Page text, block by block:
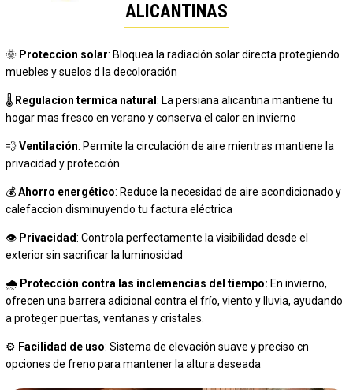
ALICANTINAS
🌞 Proteccion solar: Bloquea la radiación solar directa protegiendo
muebles y suelos d la decoloración
🌡️ Regulacion termica natural : La persiana alicantina mantiene tu
hogar mas fresco en verano y conserva el calor en invierno
💨Ventilación: Permite la circulación de aire mientras mantiene la
privacidad y protección
💰Ahorro energético: Reduce la necesidad de aire acondicionado y
calefaccion disminuyendo tu factura eléctrica
👁️ Privacidad: Controla perfectamente la visibilidad desde el
exterior sin sacrificar la luminosidad
🌧️ Protección contra las inclemencias del tiempo: En invierno,
ofrecen una barrera adicional contra el frío, viento y lluvia, ayudando
a proteger puertas, ventanas y cristales.
⚙️ Facilidad de uso: Sistema de elevación suave y preciso cn
opciones de freno para mantener la altura deseada